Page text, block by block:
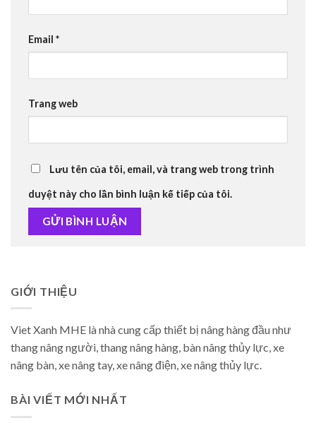
Email *
Trang web
Lưu tên của tôi, email, và trang web trong trình
duyệt này cho lần bình luận kế tiếp của tôi.
GIỚI THIỆU
Viet Xanh MHE là nhà cung cấp thiết bị nâng hàng đầu như
thang nâng người, thang nâng hàng, bàn nâng thủy lực, xe
nâng bàn, xe nâng tay, xe nâng điện, xe nâng thủy lực.
BÀI VIẾT MỚI NHẤT